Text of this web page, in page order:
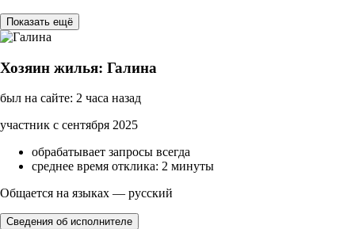
Показать ещё
Хозяин жилья: Галина
был на сайте: 2 часа назад
участник с сентября 2025
обрабатывает запросы всегда
среднее время отклика: 2 минуты
Общается на языках — русский
Сведения об исполнителе